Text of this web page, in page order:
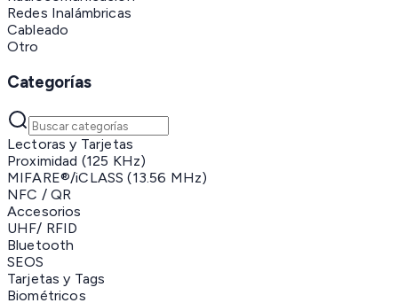
Redes Inalámbricas
Cableado
Otro
Categorías
Lectoras y Tarjetas
Proximidad (125 KHz)
MIFARE®/iCLASS (13.56 MHz)
NFC / QR
Accesorios
UHF/ RFID
Bluetooth
SEOS
Tarjetas y Tags
Biométricos